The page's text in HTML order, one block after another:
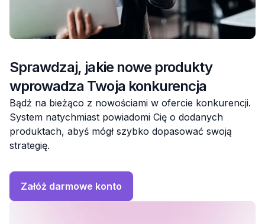
Sprawdzaj, jakie nowe produkty
wprowadza Twoja konkurencja
Bądź na bieżąco z nowościami w ofercie konkurencji.
System natychmiast powiadomi Cię o dodanych
produktach, abyś mógł szybko dopasować swoją
strategię.
Załóż darmowe konto